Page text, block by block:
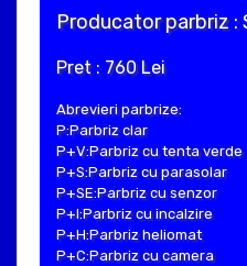
Producator parbriz :
Pret : 760 Lei
Abrevieri parbrize:
P:Parbriz clar
P+V:Parbriz cu tenta verde
P+S:Parbriz cu parasolar
P+SE:Parbriz cu senzor
P+I:Parbriz cu incalzire
P+H:Parbriz heliomat
P+C:Parbriz cu camera